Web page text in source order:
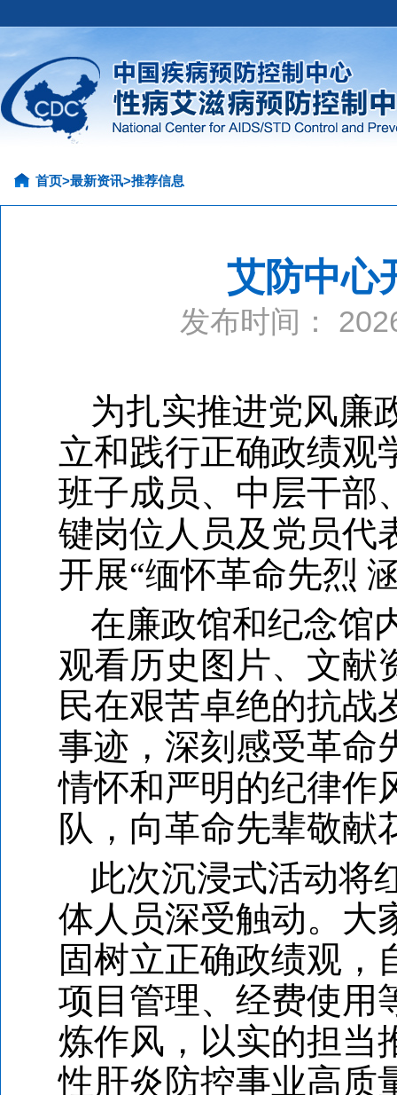
首页>最新资讯>推荐信息
艾防中心
发布时间：
为扎实推进党风廉
立和践行正确政绩观
班子成员、中层干部
键岗位人员及党员代
开展“缅怀革命先烈
在廉政馆和纪念馆
观看历史图片、文献
民在艰苦卓绝的抗战
事迹，深刻感受革命
情怀和严明的纪律作
队，向革命先辈敬献
此次沉浸式活动将
体人员深受触动。大
固树立正确政绩观，
项目管理、经费使用
炼作风，以实的担当
性肝炎防控事业高质